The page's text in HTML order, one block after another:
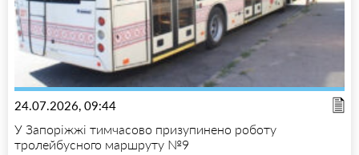
24.07.2026, 09:44
У Запоріжжі тимчасово призупинено роботу
тролейбусного маршруту №9